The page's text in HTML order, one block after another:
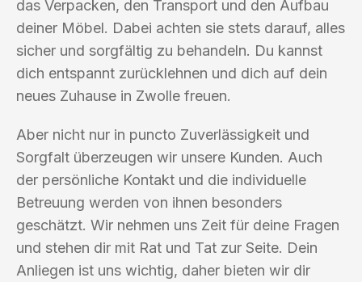
das Verpacken, den Transport und den Aufbau
deiner Möbel. Dabei achten sie stets darauf, alles
sicher und sorgfältig zu behandeln. Du kannst
dich entspannt zurücklehnen und dich auf dein
neues Zuhause in Zwolle freuen.
Aber nicht nur in puncto Zuverlässigkeit und
Sorgfalt überzeugen wir unsere Kunden. Auch
der persönliche Kontakt und die individuelle
Betreuung werden von ihnen besonders
geschätzt. Wir nehmen uns Zeit für deine Fragen
und stehen dir mit Rat und Tat zur Seite. Dein
Anliegen ist uns wichtig, daher bieten wir dir